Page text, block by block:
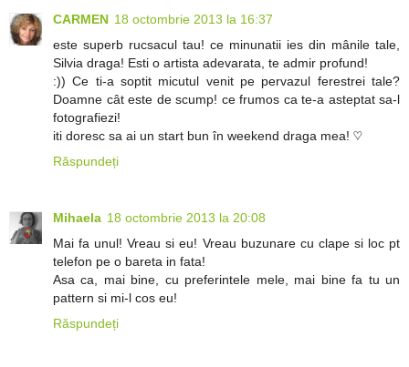
CARMEN 18 octombrie 2013 la 16:37
este superb rucsacul tau! ce minunatii ies din mânile tale,
Silvia draga! Esti o artista adevarata, te admir profund!
:)) Ce ti-a soptit micutul venit pe pervazul ferestrei tale?
Doamne cât este de scump! ce frumos ca te-a asteptat sa-l
fotografiezi!
iti doresc sa ai un start bun în weekend draga mea! ♡
Răspundeți
Mihaela 18 octombrie 2013 la 20:08
Mai fa unul! Vreau si eu! Vreau buzunare cu clape si loc pt
telefon pe o bareta in fata!
Asa ca, mai bine, cu preferintele mele, mai bine fa tu un
pattern si mi-l cos eu!
Răspundeți